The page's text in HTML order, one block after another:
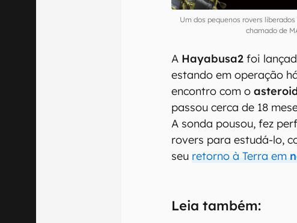
Um dos pequenos rovers
chamado de
A Hayabusa2 foi
estando em operação
encontro com o
passou cerca de 18
A sonda pousou, fez
rovers para estudá-lo,
seu retorno à Terra em
Leia também: